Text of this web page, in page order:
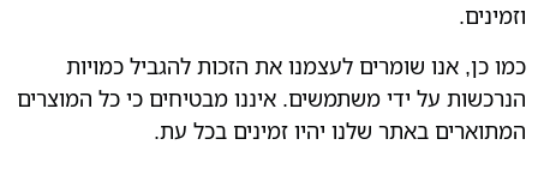
וזמינים.
כמו כן, אנו שומרים לעצמנו את הזכות להגביל כמויות
הנרכשות על ידי משתמשים. איננו מבטיחים כי כל המוצרים
המתוארים באתר שלנו יהיו זמינים בכל עת.